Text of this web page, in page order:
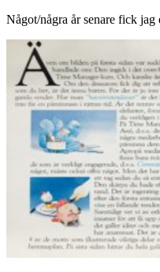
Något/några år senare fick jag